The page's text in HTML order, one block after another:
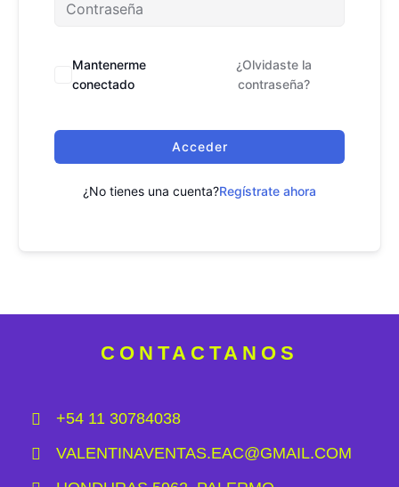
Mantenerme
conectado
¿Olvidaste la
contraseña?
Acceder
¿No tienes una cuenta?Regístrate ahora
CONTACTANOS
+54 11 30784038
VALENTINAVENTAS.EAC@GMAIL.COM